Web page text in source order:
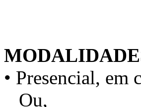
• Presencial, em
Ou,